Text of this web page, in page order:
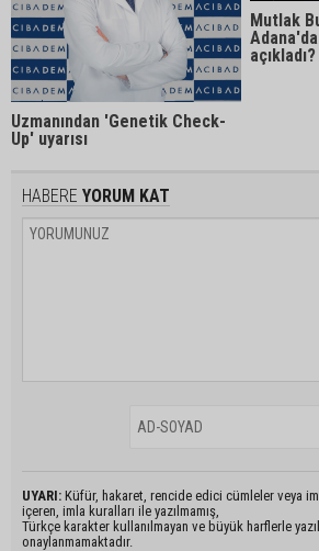
Uzmanından 'Genetik Check-
Up' uyarısı
Mutlak
açıkladı?
HABERE YORUM KAT
UYARI: Küfür, hakaret, rencide edici cümleler veya
içeren, imla kuralları ile yazılmamış,
Türkçe karakter kullanılmayan ve büyük harflerle
onaylanmamaktadır.